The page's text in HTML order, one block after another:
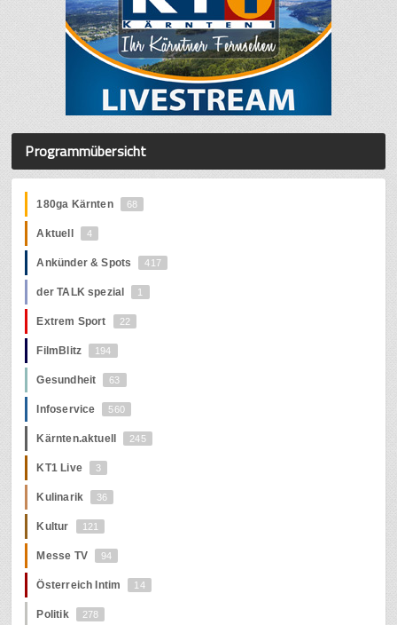
Programmübersicht
180ga Kärnten 68
Aktuell 4
Ankünder & Spots 417
der TALK spezial 1
Extrem Sport 22
FilmBlitz 194
Gesundheit 63
Infoservice 560
Kärnten.aktuell 245
KT1 Live 3
Kulinarik 36
Kultur 121
Messe TV 94
Österreich Intim 14
Politik 278